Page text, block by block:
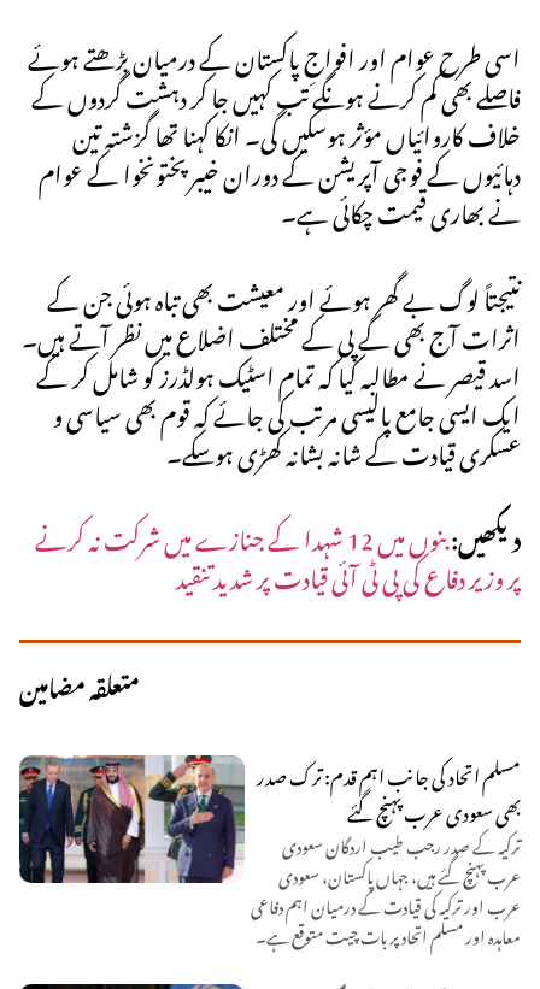
اسی طرح عوام اور افواجِ پاکستان کے درمیان بڑھتے ہوئے
فاصلے بھی کم کرنے ہونگے تب کہیں جا کر دہشت گردوں کے
خلاف کاروائیاں مؤثر ہوسکیں گی۔ انکا کہنا تھا گزشتہ تین
دہائیوں کے فوجی آپریشن کے دوران خیبرپختونخوا کے عوام
نے بھاری قیمت چکائی ہے۔
نتیجتاً لوگ بے گھر ہوئے اور معیشت بھی تباہ ہوئی جن کے
اثرات آج بھی کے پی کے مختلف اضلاع میں نظر آتے ہیں۔
اسد قیصر نے مطالبہ کیا کہ تمام اسٹیک ہولڈرز کو شامل کر کے
ایک ایسی جامع پالیسی مرتب کی جائے کہ قوم بھی سیاسی و
عسکری قیادت کے شانہ بشانہ کھڑی ہوسکے۔
دیکھیں:
بنوں میں 12 شہدا کے جنازے میں شرکت نہ کرنے
پر وزیر دفاع کی پی ٹی آئی قیادت پر شدید تنقید
متعلقہ مضامین
مسلم اتحاد کی جانب اہم قدم: ترک صدر
بھی سعودی عرب پہنچ گئے
ترکیہ کے صدر رجب طیب اردگان سعودی
عرب پہنچ گئے ہیں، جہاں پاکستان، سعودی
عرب اور ترکیہ کی قیادت کے درمیان اہم دفاعی
معاہدہ اور مسلم اتحاد پر بات چیت متوقع ہے۔